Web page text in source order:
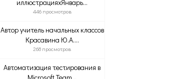
иллюстрацияхЯнварь...
446 просмотров
Автор учитель начальных классов
Красавина Ю.А....
268 просмотров
Автоматизация тестирования в